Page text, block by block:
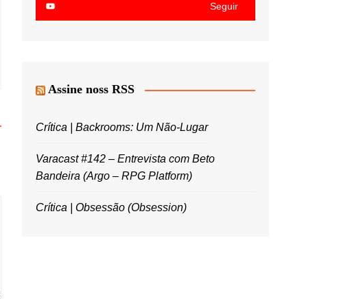
Seguir
Assine noss RSS
Crítica | Backrooms: Um Não-Lugar
Varacast #142 – Entrevista com Beto
Bandeira (Argo – RPG Platform)
Crítica | Obsessão (Obsession)